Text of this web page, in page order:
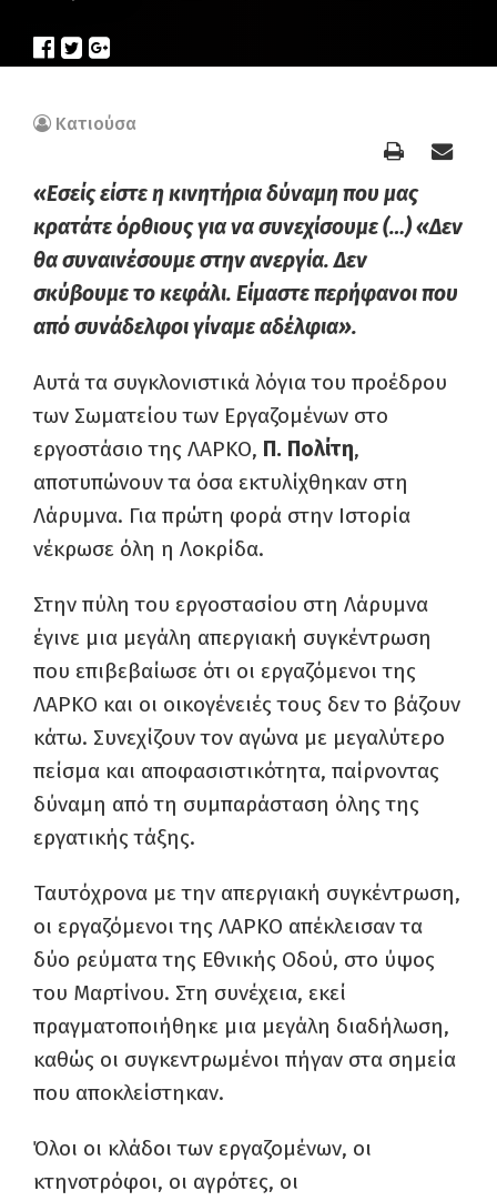
Κατιούσα
«Εσείς είστε η κινητήρια δύναμη που μας
κρατάτε όρθιους για να συνεχίσουμε (…) «Δεν
θα συναινέσουμε στην ανεργία. Δεν
σκύβουμε το κεφάλι. Είμαστε περήφανοι που
από συνάδελφοι γίναμε αδέλφια».
Αυτά τα συγκλονιστικά λόγια του προέδρου
των Σωματείου των Εργαζομένων στο
εργοστάσιο της ΛΑΡΚΟ, Π. Πολίτη,
αποτυπώνουν τα όσα εκτυλίχθηκαν στη
Λάρυμνα. Για πρώτη φορά στην Ιστορία
νέκρωσε όλη η Λοκρίδα.
Στην πύλη του εργοστασίου στη Λάρυμνα
έγινε μια μεγάλη απεργιακή συγκέντρωση
που επιβεβαίωσε ότι οι εργαζόμενοι της
ΛΑΡΚΟ και οι οικογένειές τους δεν το βάζουν
κάτω. Συνεχίζουν τον αγώνα με μεγαλύτερο
πείσμα και αποφασιστικότητα, παίρνοντας
δύναμη από τη συμπαράσταση όλης της
εργατικής τάξης.
Ταυτόχρονα με την απεργιακή συγκέντρωση,
οι εργαζόμενοι της ΛΑΡΚΟ απέκλεισαν τα
δύο ρεύματα της Εθνικής Οδού, στο ύψος
του Μαρτίνου. Στη συνέχεια, εκεί
πραγματοποιήθηκε μια μεγάλη διαδήλωση,
καθώς οι συγκεντρωμένοι πήγαν στα σημεία
που αποκλείστηκαν.
Όλοι οι κλάδοι των εργαζομένων, οι
κτηνοτρόφοι, οι αγρότες, οι